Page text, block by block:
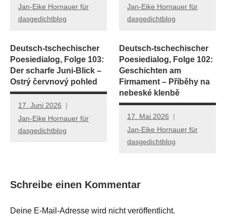
Jan-Eike Hornauer für
dasgedichtblog
Jan-Eike Hornauer für
dasgedichtblog
Deutsch-tschechischer
Poesiedialog, Folge 103:
Der scharfe Juni-Blick –
Ostrý červnový pohled
17. Juni 2026
Jan-Eike Hornauer für
dasgedichtblog
Deutsch-tschechischer
Poesiedialog, Folge 102:
Geschichten am
Firmament – Příběhy na
nebeské klenbě
17. Mai 2026
Jan-Eike Hornauer für
dasgedichtblog
Schreibe einen Kommentar
Deine E-Mail-Adresse wird nicht veröffentlicht.